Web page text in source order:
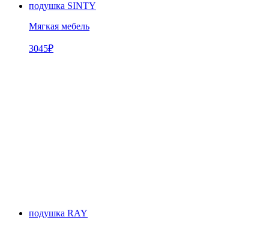
подушка SINTY
Мягкая мебель
3045₽
подушка RAY